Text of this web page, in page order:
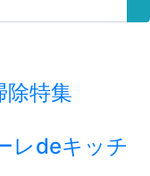
除特集
レdeキッチ